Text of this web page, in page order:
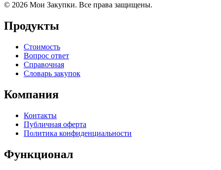
© 2026 Мои Закупки. Все права защищены.
Продукты
Стоимость
Вопрос ответ
Справочная
Словарь закупок
Компания
Контакты
Публичная оферта
Политика конфиденциальности
Функционал